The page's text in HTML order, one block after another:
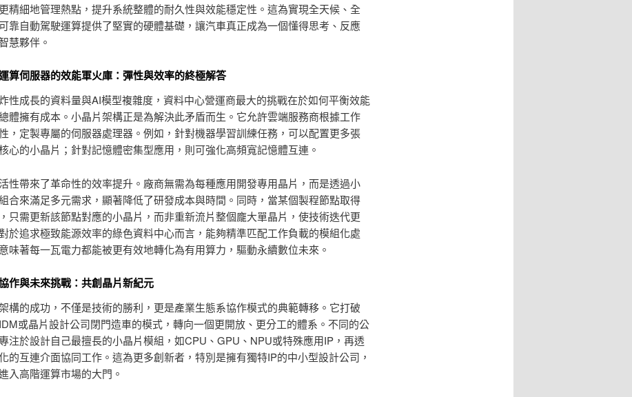
精細地管理熱點，提升系統整體的耐久性與效能穩定性。這為實現全天候、全
靠自動駕駛運算提供了堅實的硬體基礎，讓汽車真正成為一個懂得思考、反應
慧夥伴。
算伺服器的效能軍火庫：彈性與效率的終極解答
性成長的資料量與AI模型複雜度，資料中心營運商最大的挑戰在於如何平衡效能
體擁有成本。小晶片架構正是為解決此矛盾而生。它允許雲端服務商根據工作
，定製專屬的伺服器處理器。例如，針對機器學習訓練任務，可以配置更多張
心的小晶片；針對記憶體密集型應用，則可強化高頻寬記憶體互連。
性帶來了革命性的效率提升。廠商無需為每種應用開發專用晶片，而是透過小
合來滿足多元需求，顯著降低了研發成本與時間。同時，當某個製程節點取得
只需更新該節點對應的小晶片，而非重新流片整個龐大單晶片，使技術迭代更
於追求極致能源效率的綠色資料中心而言，能夠精準匹配工作負載的模組化處
味著每一瓦電力都能被更有效地轉化為有用算力，驅動永續數位未來。
作與未來挑戰：共創晶片新紀元
構的成功，不僅是技術的勝利，更是產業生態系協作模式的典範轉移。它打破
或晶片設計公司閉門造車的模式，轉向一個更開放、更分工的體系。不同的公
注於設計自己最擅長的小晶片模組，如CPU、GPU、NPU或特殊應用IP，再透
的互連介面協同工作。這為更多創新者，特別是擁有獨特IP的中小型設計公司，
入高階運算市場的大門。